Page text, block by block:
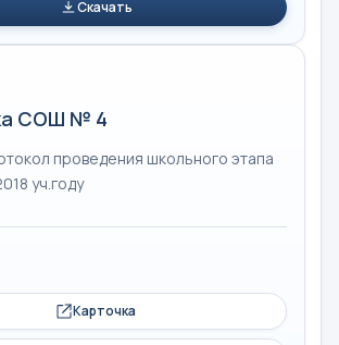
Скачать
СОШ № 4
проведения школьного этапа
уч.году
Карточка